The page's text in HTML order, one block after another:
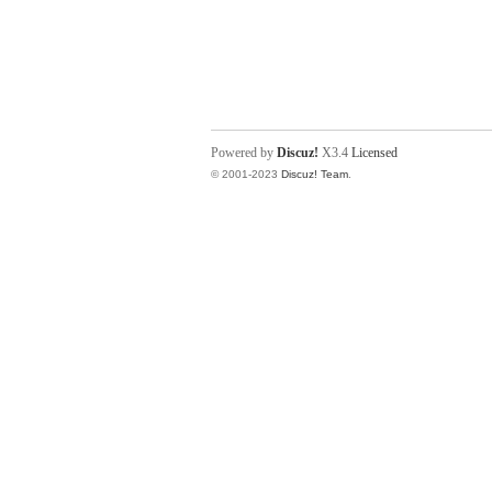
Powered by Discuz! X3.4 Licensed
© 2001-2023 Discuz! Team